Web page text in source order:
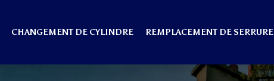
CHANGEMENT DE CYLINDRE REMPLACEMENT DE SERRURE